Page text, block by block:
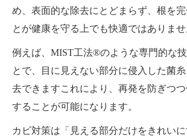
め、表面的な除去にとどまらず、根を
とが健康を守る上でも快適ではありませ
例えば、MIST工法®のような専門的な
とで、目に見えない部分に侵入した菌
去できますこれにより、再発を防ぎつ
することが可能になります。
カビ対策は「見える部分だけをきれい